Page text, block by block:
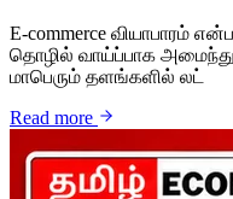
E-commerce வியாபாரம்
தொழில் வாய்ப்பாக
மாபெரும் தளங்களில் லட்
Read more